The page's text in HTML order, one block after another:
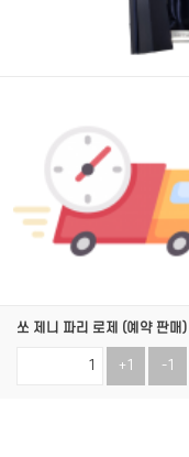
쏘 제니 파리 로제 (예약 판매)
+1 -1